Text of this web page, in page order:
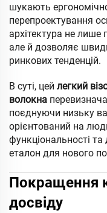
шукають
перепроектування
архітектура не лише
але й дозволяє
ринкових тенденцій.
В суті, цей легкий
волокна
поєднуючи низьку
орієнтований на
функціональності
еталон для нового
Покращення
досвіду